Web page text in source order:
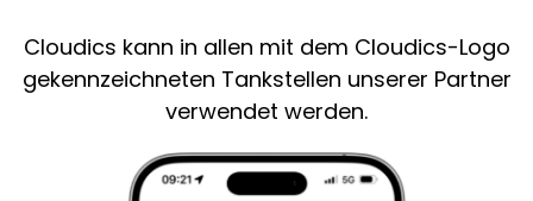
Cloudics kann in allen mit dem Cloudics-Logo
gekennzeichneten Tankstellen unserer Partner
verwendet werden.